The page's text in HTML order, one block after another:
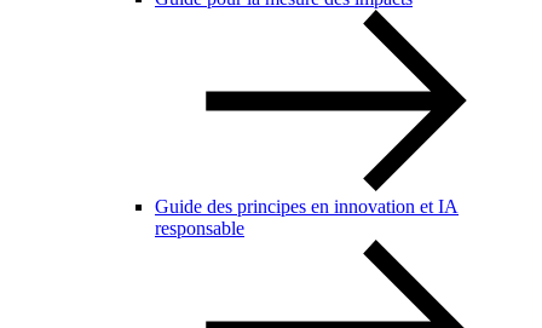
Guide des principes en innovation et IA
responsable